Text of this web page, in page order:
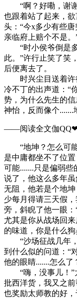
“啊？好嘞，谢谢
也跟着站了起来，
头：“今x多少有些
亲临府上赔个不是。
“时小侯爷倒是多
此。”许行止笑了笑
后便离去了。
时兴尘目送着许
冷不丁的出声道：“
势，为什么先生的
神怡，反而像个.......
——阅读全文伽QQ❤
“地坤？怎么可能
是中庸都坐不了位
可能.......只是偏弱
说了，他这么多年
无阻，他若是个地
少每月得请三天假
旁，斜睨了他一眼
尤其是你从战场回
的味道，你是什么狗
“沙场征战几年，
到什么似的问道：“
他的眼睛.......怎么了
“嗨，没事儿！”
批西洋货，我又之
也奖励太师教的好